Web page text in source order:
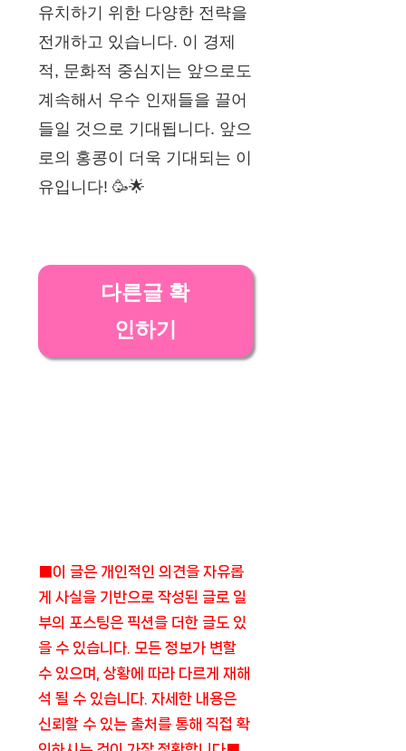
유치하기 위한 다양한 전략을
전개하고 있습니다. 이 경제
적, 문화적 중심지는 앞으로도
계속해서 우수 인재들을 끌어
들일 것으로 기대됩니다. 앞으
로의 홍콩이 더욱 기대되는 이
유입니다! 🥳🌟
다른글 확
인하기
■이 글은 개인적인 의견을 자유롭
게 사실을 기반으로 작성된 글로 일
부의 포스팅은 픽션을 더한 글도 있
을 수 있습니다. 모든 정보가 변할
수 있으며, 상황에 따라 다르게 재해
석 될 수 있습니다. 자세한 내용은
신뢰할 수 있는 출처를 통해 직접 확